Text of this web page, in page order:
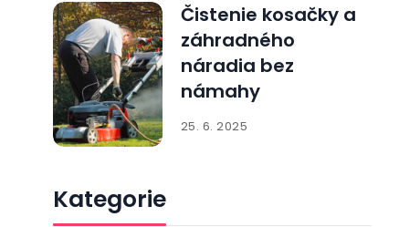
Čistenie kosačky a
záhradného
náradia bez
námahy
25. 6. 2025
Kategorie